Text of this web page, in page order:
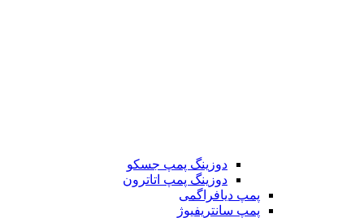
دوزینگ پمپ جسکو
دوزینگ پمپ اتاترون
پمپ دیافراگمی
پمپ سانتریفیوژ